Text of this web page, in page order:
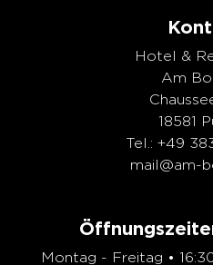
Hotel &
Am
18581
Tel.: +49
mail@am-
Montag - Freitag •